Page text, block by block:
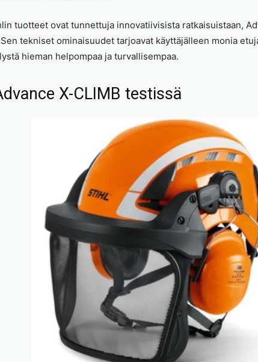
tuotteet ovat tunnettuja innovatiivisista ratkaisuistaan,
tekniset ominaisuudet tarjoavat käyttäjälleen monia
hieman helpompaa ja turvallisempaa.
X-CLIMB testissä